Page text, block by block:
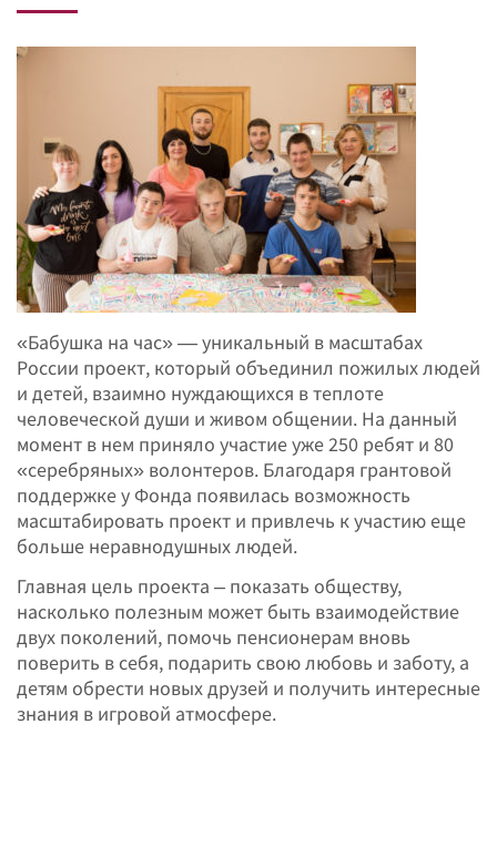
«Бабушка на час» — уникальный в масштабах
России проект, который объединил пожилых людей
и детей, взаимно нуждающихся в теплоте
человеческой души и живом общении. На данный
момент в нем приняло участие уже 250 ребят и 80
«серебряных» волонтеров. Благодаря грантовой
поддержке у Фонда появилась возможность
масштабировать проект и привлечь к участию еще
больше неравнодушных людей.
Главная цель проекта – показать обществу,
насколько полезным может быть взаимодействие
двух поколений, помочь пенсионерам вновь
поверить в себя, подарить свою любовь и заботу, а
детям обрести новых друзей и получить интересные
знания в игровой атмосфере.